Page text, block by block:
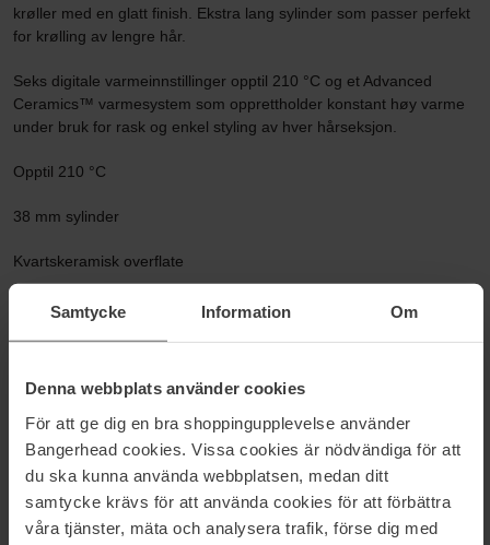
Samtycke Information Om
Denna webbplats använder cookies
För att ge dig en bra shoppingupplevelse använder
Bangerhead cookies. Vissa cookies är nödvändiga för att
du ska kunna använda webbplatsen, medan ditt
samtycke krävs för att använda cookies för att förbättra
våra tjänster, mäta och analysera trafik, förse dig med
krøller med en glatt finish. Ekstra lang sylinder som passer perfekt
for krølling av lengre hår.
Seks digitale varmeinnstillinger opptil 210 °C og et Advanced
Ceramics™ varmesystem som opprettholder konstant høy varme
under bruk for rask og enkel styling av hver hårseksjon.
Opptil 210 °C
38 mm sylinder
Kvartskeramisk overflate
Advanced Ceramics™ varmesystem
Ekstra lang sylinder
Automatisk avslåing
2,5 m svingbar kabel
Varmematte